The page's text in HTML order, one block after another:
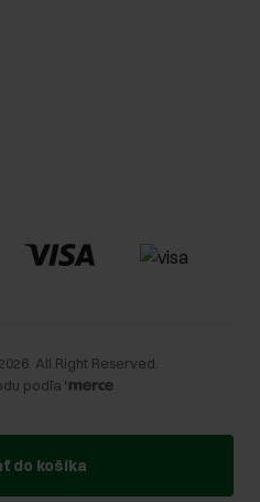
do košíka
2026 . All Right Reserved.
podľa